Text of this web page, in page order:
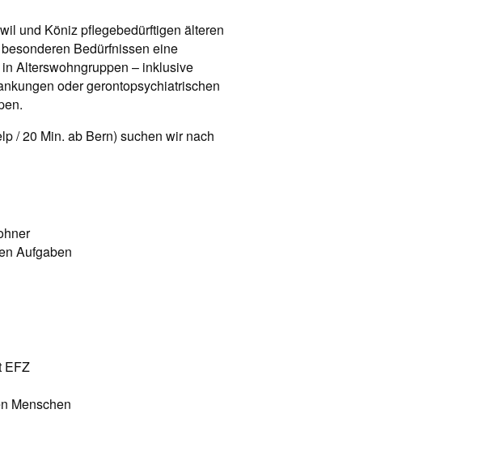
und Köniz pflegebedürftigen älteren
Bedürfnissen eine
Alterswohngruppen – inklusive
oder gerontopsychiatrischen
/ 20 Min. ab Bern) suchen wir nach
Aufgaben
EFZ
Menschen